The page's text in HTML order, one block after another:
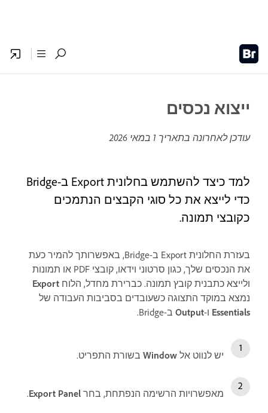
ייצוא נכסים
עודכן לאחרונה בתאריך 1 במאי 2026
למד כיצד להשתמש בחלונית Export ב-Bridge
כדי לייצא את כל סוגי הקבצים הנתמכים
כקובצי תמונה.
בעזרת החלונית Export ב-Bridge, באפשרותך להמיר כעת
את הנכסים שלך, כגון סרטוני וידאו, קובצי PDF או תמונות
ולייצא כתבנית קובץ תמונה. כברירת מחדל, הלוח Export
נמצא במוקד התצוגה כשעובדים בסביבות העבודה של
Essentials ו-Output ב-Bridge.
יש לנווט אל Window בשורת התפריט.
מאפשרויות הרשימה הנפתחת, בחר Export Panel
.